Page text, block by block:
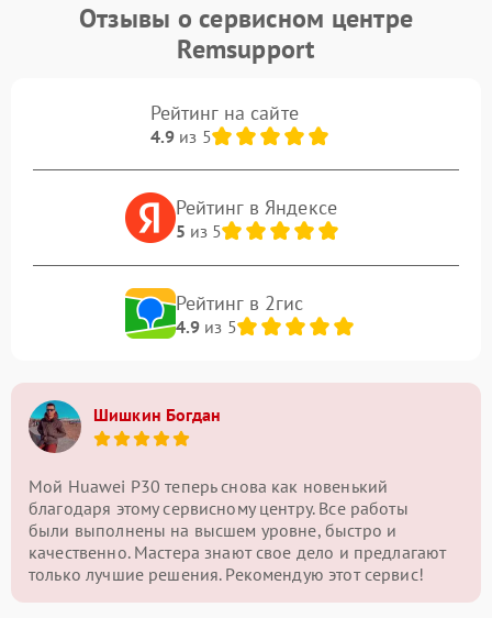
Отзывы о сервисном центре
Remsupport
Рейтинг на сайте
4.9из 5
Рейтинг в Яндексе
5 из 5
Рейтинг в 2гис
4.9из 5
Шишкин Богдан
Мой Huawei P30 теперь снова как новенький
благодаря этому сервисному центру. Все работы
были выполнены на высшем уровне, быстро и
качественно. Мастера знают свое дело и предлагают
только лучшие решения. Рекомендую этот сервис!